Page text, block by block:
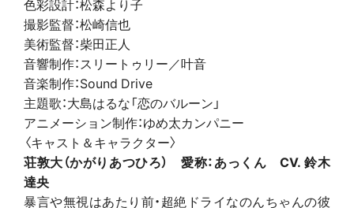
色彩設計：松森より子
撮影監督：松崎信也
美術監督：柴田正人
音響制作：スリートゥリー／叶音
音楽制作：Sound Drive
主題歌：大島はるな「恋のバルーン」
アニメーション制作：ゆめ太カンパニー
〈キャスト＆キャラクター〉
荘敦大（かがりあつひろ） 愛称：あっくん CV. 鈴木
達央
暴言や無視はあたり前・超絶ドライなのんちゃんの彼